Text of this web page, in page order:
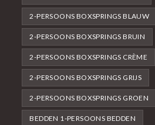
2-PERSOONS BOXSPRINGS BLAUW
2-PERSOONS BOXSPRINGS BRUIN
2-PERSOONS BOXSPRINGS CRÈME
2-PERSOONS BOXSPRINGS GRIJS
2-PERSOONS BOXSPRINGS GROEN
BEDDEN 1-PERSOONS BEDDEN